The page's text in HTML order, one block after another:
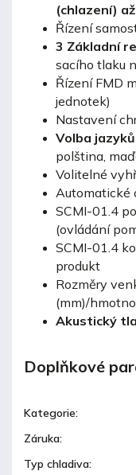
(chlazení)
Řízení
3 Základní
sacího tlaku
Řízení FMD
jednotek)
Nastavení
Volba jazyků
polština,
Volitelné
Automatické
SCMI-01.4
(ovládání
SCMI-01.4
produkt
Rozměry
(mm)/
Akustický
Doplňkové
Kategorie:
Záruka:
Typ chladiva: